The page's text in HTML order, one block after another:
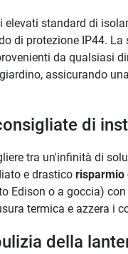
elevati standard di
di protezione IP44.
da qualsiasi
assicurando una
di
tra un'infinità di
e drastico risparmio
Edison o a goccia)
termica e azzera i
della